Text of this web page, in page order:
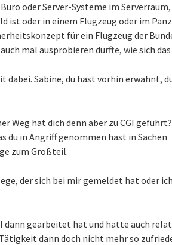
oder Server-Systeme im
ist oder in einem Flugzeug oder im
für ein Flugzeug der
mal ausprobieren durfte, wie sich
Sabine, du hast vorhin erwähnt,
Weg hat dich denn aber zu CGI
du in Angriff genommen hast in Sachen
zum Großteil.
der sich bei mir gemeldet hat oder
dann gearbeitet hat und hatte auch
dann doch nicht mehr so